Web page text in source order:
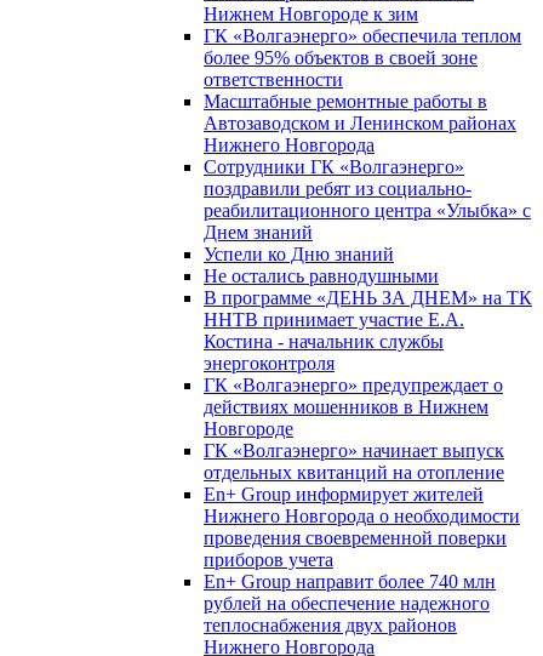
Нижнем Новгороде к зим
ГК «Волгаэнерго» обеспечила теплом
более 95% объектов в своей зоне
ответственности
Масштабные ремонтные работы в
Автозаводском и Ленинском районах
Нижнего Новгорода
Сотрудники ГК «Волгаэнерго»
поздравили ребят из социально-
реабилитационного центра «Улыбка» с
Днем знаний
Успели ко Дню знаний
Не остались равнодушными
В программе «ДЕНЬ ЗА ДНЕМ» на ТК
ННТВ принимает участие Е.А.
Костина - начальник службы
энергоконтроля
ГК «Волгаэнерго» предупреждает о
действиях мошенников в Нижнем
Новгороде
ГК «Волгаэнерго» начинает выпуск
отдельных квитанций на отопление
En+ Group информирует жителей
Нижнего Новгорода о необходимости
проведения своевременной поверки
приборов учета
En+ Group направит более 740 млн
рублей на обеспечение надежного
теплоснабжения двух районов
Нижнего Новгорода